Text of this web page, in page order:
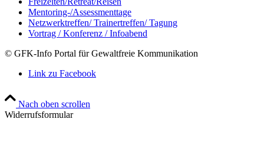
Mentoring-/Assessmenttage
Netzwerktreffen/ Trainertreffen/ Tagung
Vortrag / Konferenz / Infoabend
© GFK-Info Portal für Gewaltfreie Kommunikation
Link zu Facebook
Nach oben scrollen
Widerrufsformular